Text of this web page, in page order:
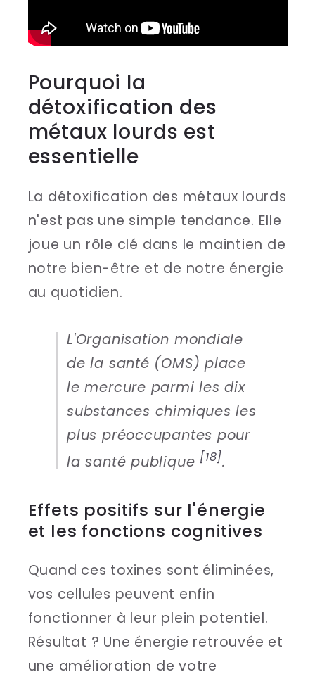
Pourquoi la
détoxification des
métaux lourds est
essentielle
La détoxification des métaux lourds
n'est pas une simple tendance. Elle
joue un rôle clé dans le maintien de
notre bien-être et de notre énergie
au quotidien.
L'Organisation mondiale
de la santé (OMS) place
le mercure parmi les dix
substances chimiques les
plus préoccupantes pour
la santé publique [18].
Effets positifs sur l'énergie
et les fonctions cognitives
Quand ces toxines sont éliminées,
vos cellules peuvent enfin
fonctionner à leur plein potentiel.
Résultat ? Une énergie retrouvée et
une amélioration de votre